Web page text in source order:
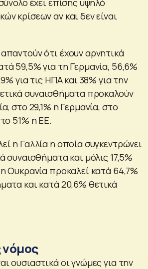
κρίσεων αν και δεν είναι
ότι έχουν αρνητικά
59,5% για τη Γερμανία, 56,6%
για τις ΗΠΑ και 38% για την
συναισθήματα προκαλούν
στο 29,1% η Γερμανία, στο
51% η ΕΕ.
η Γαλλία η οποία συγκεντρώνει
συναισθήματα και μόλις 17,5%
Ουκρανία προκαλεί κατά 64,7%
και κατά 20,6% θετικά
νόμος
ουσιαστικά οι γνώμες για την